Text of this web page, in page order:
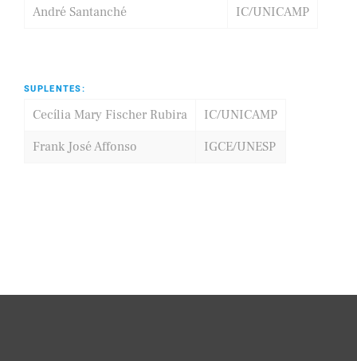
André Santanché
IC/UNICAMP
SUPLENTES:
Cecília Mary Fischer Rubira
IC/UNICAMP
Frank José Affonso
IGCE/UNESP